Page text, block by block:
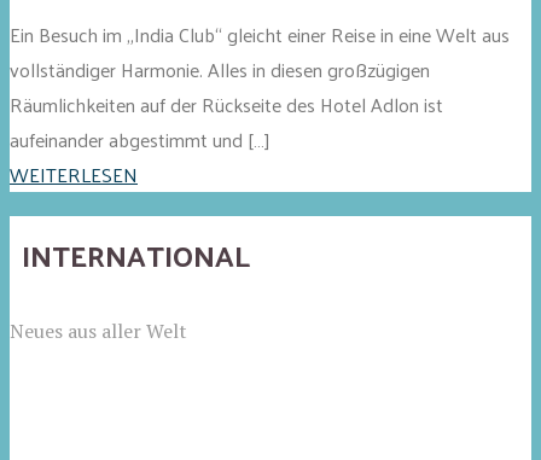
Ein Besuch im „India Club“ gleicht einer Reise in eine Welt aus
vollständiger Harmonie. Alles in diesen großzügigen
Räumlichkeiten auf der Rückseite des Hotel Adlon ist
aufeinander abgestimmt und […]
WEITERLESEN
INTERNATIONAL
Neues aus aller Welt